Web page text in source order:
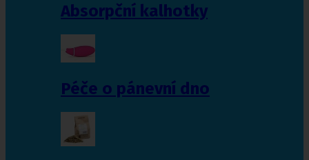
Absorpční kalhotky
Péče o pánevní dno